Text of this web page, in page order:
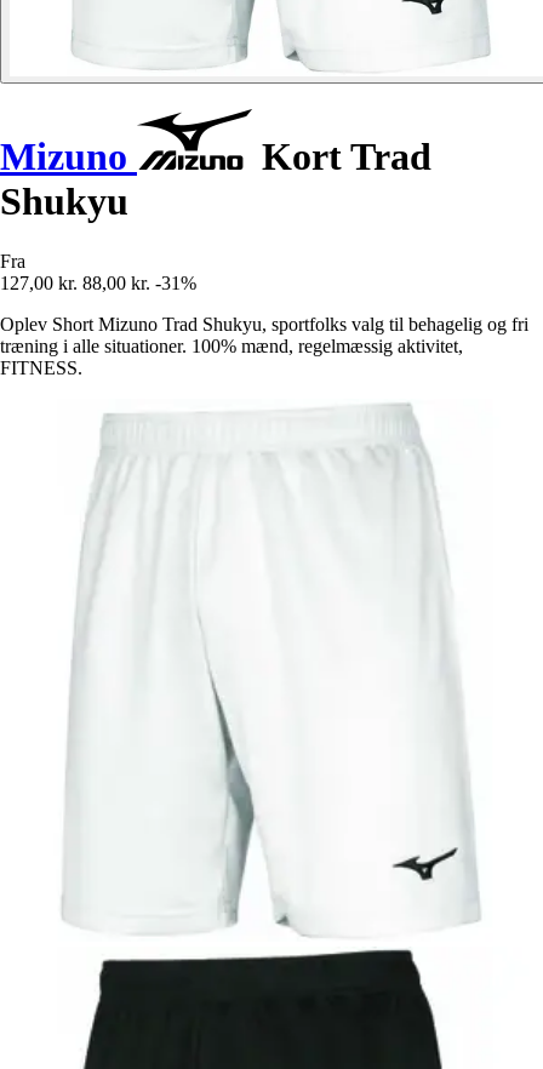
Mizuno
Kort Trad
Shukyu
Fra
127,00 kr. 88,00 kr. -31%
Oplev Short Mizuno Trad Shukyu, sportfolks valg til behagelig og fri
træning i alle situationer. 100% mænd, regelmæssig aktivitet,
FITNESS.